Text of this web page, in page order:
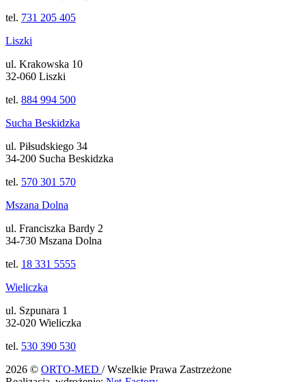
tel. 731 205 405
Liszki
ul. Krakowska 10
32-060 Liszki
tel. 884 994 500
Sucha Beskidzka
ul. Piłsudskiego 34
34-200 Sucha Beskidzka
tel. 570 301 570
Mszana Dolna
ul. Franciszka Bardy 2
34-730 Mszana Dolna
tel. 18 331 5555
Wieliczka
ul. Szpunara 1
32-020 Wieliczka
tel. 530 390 530
2026 © ORTO-MED / Wszelkie Prawa Zastrzeżone